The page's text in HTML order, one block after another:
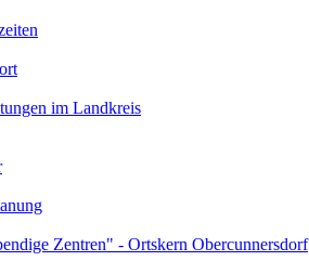
im Landkreis
Zentren" - Ortskern Obercunnersdorf